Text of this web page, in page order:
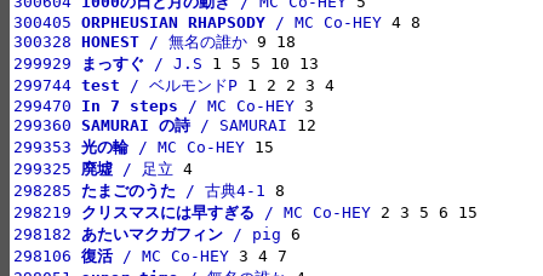
300405 ORPHEUSIAN RHAPSODY / MC Co-HEY
300328 HONEST / 無名の誰か
299929
まっすぐ / J.S
299744 test / ベルモンドP
299470 In 7 steps / MC Co-HEY
299360 SAMURAI の詩 / SAMURAI
299353 光の輪 / MC Co-HEY
299325 廃墟 / 足立
298285 たまごのうた / 古典4-1
298219 クリスマスには早すぎる / MC Co-HEY
298182 あたいマクガフィン / pig
298106 復活 / MC Co-HEY